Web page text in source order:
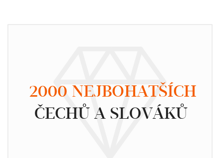
2000 NEJBOHATŠÍCH
ČECHŮ A SLOVÁKŮ